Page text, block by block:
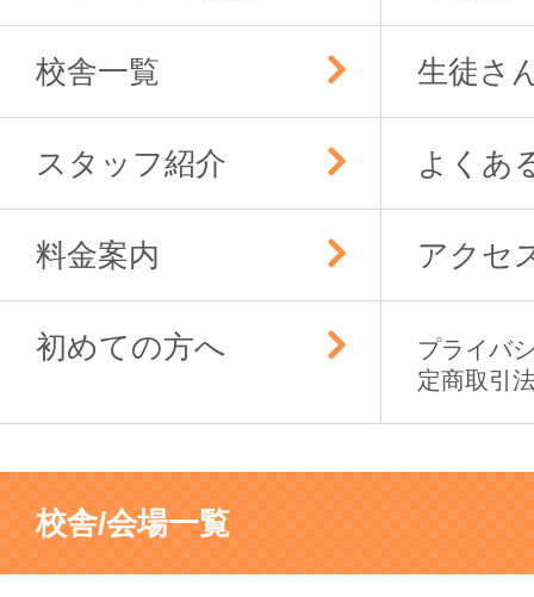
校舎一覧 生徒さ
スタッフ紹介 よくあ
料金案内 アクセ
初めての方へ
プライバ
定商取引
校舎/会場一覧